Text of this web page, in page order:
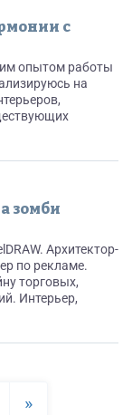
с
опытом работы
на
зомби
Архитектор-
по рекламе.
торговых,
Интерьер,
»